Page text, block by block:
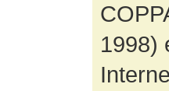
1998)